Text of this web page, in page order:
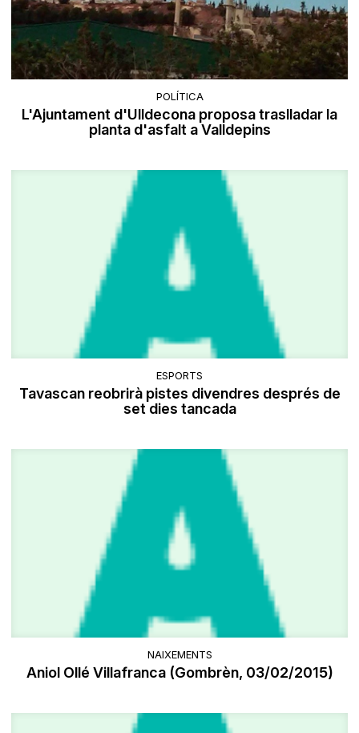
POLÍTICA
L'Ajuntament d'Ulldecona proposa traslladar la
planta d'asfalt a Valldepins
ESPORTS
Tavascan reobrirà pistes divendres després de
set dies tancada
NAIXEMENTS
Aniol Ollé Villafranca (Gombrèn, 03/02/2015)